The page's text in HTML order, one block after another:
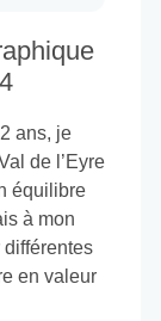
ans, je
de l’Eyre
équilibre
à mon
différentes
en valeur